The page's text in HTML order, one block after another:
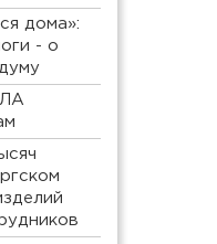
дома»:
- о